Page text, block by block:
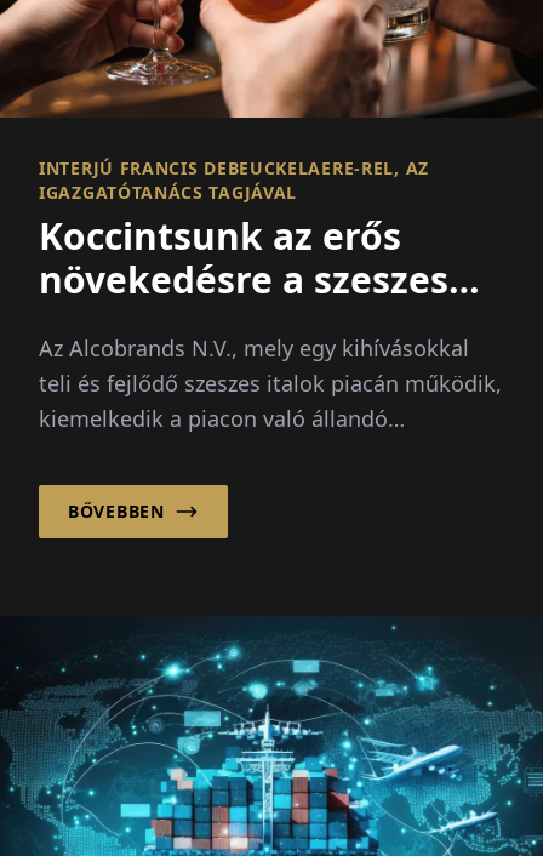
INTERJÚ FRANCIS DEBEUCKELAERE-REL, AZ
IGAZGATÓTANÁCS TAGJÁVAL
Koccintsunk az erős
növekedésre a szeszes
Az Alcobrands N.V., mely egy kihívásokkal
teli és fejlődő szeszes italok piacán működik,
kiemelkedik a piacon való állandó
BŐVEBBEN